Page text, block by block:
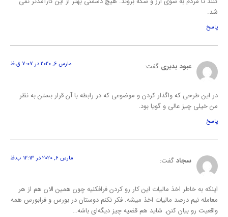
شد.
پاسخ
عبود بدیری گفت: مارس 6, 2020 در 7:07 ق.ظ
در این طرحی که واگذار کردن و موضوعی که در رابطه با آن قرار بستن به نظر
من خیلی چیز عالی و گویا بود.
پاسخ
سجادگفت: مارس 6, 2020 در 12:13 ب.ظ
اینکه به خاطر اخذ مالیات این کار رو کردن فرافکنیه چون همین الان هم از هر
معامله نیم درصد مالیات اخذ میشه. فکر نکنم دوستان در بورس و فرابورس همه
واقعیت رو بیان کنن. شاید هم قضیه چیز دیگه‌ای باشه…